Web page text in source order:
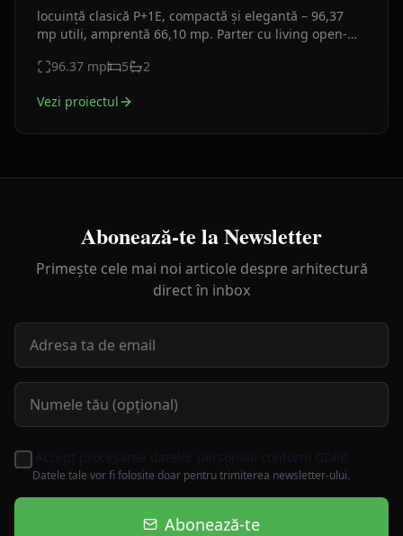
locuință clasică P+1E, compactă și elegantă – 96,37
mp utili, amprentă 66,10 mp. Parter cu living open-
96.37 mp 5 2
Vezi proiectul
Abonează-te la Newsletter
Primește cele mai noi articole despre arhitectură
direct în inbox
Accept procesarea datelor personale conform GDPR
Datele tale vor fi folosite doar pentru trimiterea newsletter-ului.
Abonează-te